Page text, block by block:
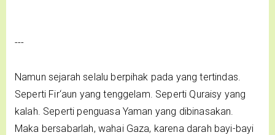
---
Namun sejarah selalu berpihak pada yang tertindas.
Seperti Fir‘aun yang tenggelam. Seperti Quraisy yang
kalah. Seperti penguasa Yaman yang dibinasakan.
Maka bersabarlah, wahai Gaza, karena darah bayi-bayi